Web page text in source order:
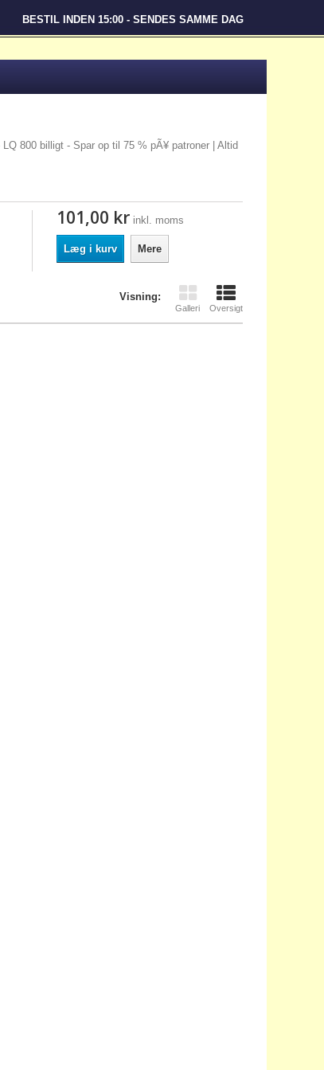
BESTIL INDEN 15:00 - SENDES SAMME DAG
800 billigt - Spar op til 75 % pÃ¥ patroner | Altid
101,00 kr inkl. moms
Læg i kurv Mere
Visning:
Galleri Oversigt